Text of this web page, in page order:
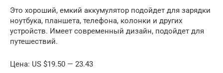
Это хороший, емкий аккумулятор подойдет для зарядки
ноутбука, планшета, телефона, колонки и других
устройств. Имеет современный дизайн, подойдет для
путешествий.
Цена: US $19.50 — 23.43